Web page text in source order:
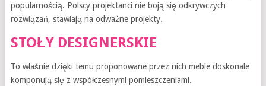
popularnością. Polscy projektanci nie boją się odkrywczych
rozwiązań, stawiają na odważne projekty.
STOŁY DESIGNERSKIE
To właśnie dzięki temu proponowane przez nich meble doskonale
komponują się z współczesnymi pomieszczeniami.